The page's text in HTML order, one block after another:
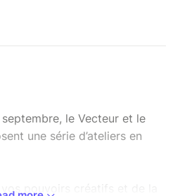
le Vecteur et le
une série d’ateliers en
pouvoirs créatifs et de la